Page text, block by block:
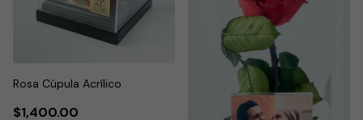
Rosa Cúpula Acrílico
$1,400.00